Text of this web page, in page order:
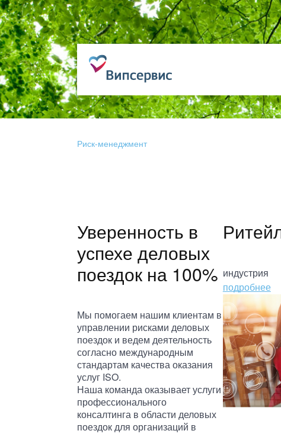
Риск-менеджмент
Уверенность в
успехе деловых
поездок на 100%
Мы помогаем нашим клиентам в
управлении рисками деловых
поездок и ведем деятельность
согласно международным
стандартам качества оказания
услуг ISO.
Наша команда оказывает услуги
профессионального
консалтинга в области деловых
поездок для организаций в
индустрия
подробнее